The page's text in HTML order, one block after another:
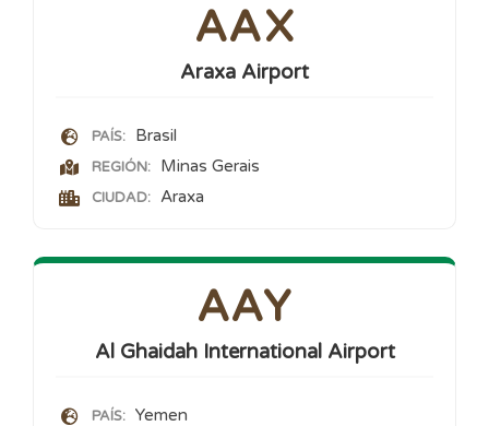
AAX
Araxa Airport
PAÍS: Brasil
REGIÓN: Minas Gerais
CIUDAD: Araxa
AAY
Al Ghaidah International Airport
PAÍS: Yemen